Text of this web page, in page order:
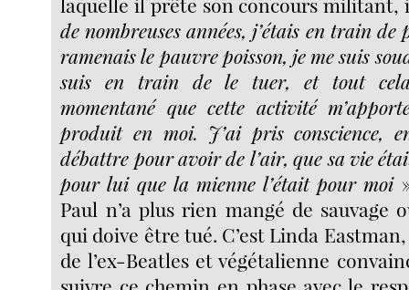
de nombreuses années, j’étais en train de
ramenais le pauvre poisson, je me suis
suis en train de le tuer, et tout
momentané que cette activité
produit en moi. J’ai pris conscience,
débattre pour avoir de l’air, que sa vie
pour lui que la mienne l’était pour moi
Paul n’a plus rien mangé de sauvage
qui doive être tué. C’est Linda
de l’ex-Beatles et végétalienne